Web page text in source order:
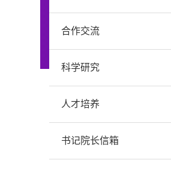
合作交流
科学研究
人才培养
书记院长信箱